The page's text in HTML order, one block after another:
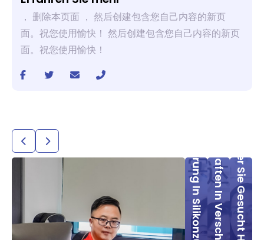
， 删除本页面 ， 然后创建包含您自己内容的新页
面。祝您使用愉快！ 然后创建包含您自己内容的新页
面。祝您使用愉快！